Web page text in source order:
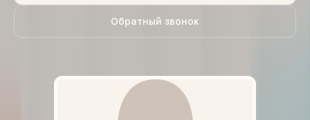
Обратный звонок